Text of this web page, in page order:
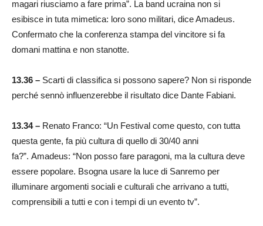
magari riusciamo a fare prima”. La band ucraina non si
esibisce in tuta mimetica: loro sono militari, dice Amadeus.
Confermato che la conferenza stampa del vincitore si fa
domani mattina e non stanotte.
13.36 – Scarti di classifica si possono sapere? Non si risponde
perché sennò influenzerebbe il risultato dice Dante Fabiani.
13.34 – Renato Franco: “Un Festival come questo, con tutta
questa gente, fa più cultura di quello di 30/40 anni
fa?”. Amadeus: “Non posso fare paragoni, ma la cultura deve
essere popolare. Bsogna usare la luce di Sanremo per
illuminare argomenti sociali e culturali che arrivano a tutti,
comprensibili a tutti e con i tempi di un evento tv”.